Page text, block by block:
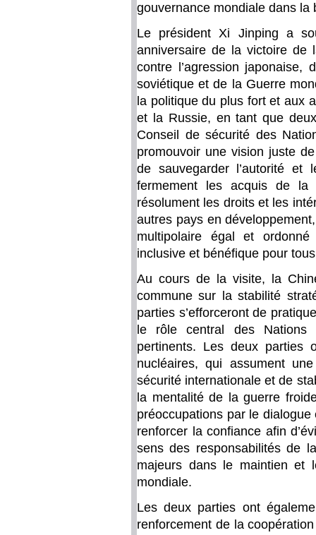
gouvernance mondiale dans la
Le président Xi Jinping a
anniversaire de la victoire de
contre l’agression japonaise,
soviétique et de la Guerre
la politique du plus fort et aux
et la Russie, en tant que
Conseil de sécurité des
promouvoir une vision juste
de sauvegarder l’autorité et
fermement les acquis de la
résolument les droits et les
autres pays en
multipolaire égal et ordonné
inclusive et bénéfique pour
Au cours de la visite, la
commune sur la stabilité
parties s’efforceront de
le rôle central des Nations
pertinents. Les deux parties
nucléaires, qui assument
sécurité internationale et de
la mentalité de la guerre
préoccupations par le
renforcer la confiance afin
sens des responsabilités de
majeurs dans le maintien et
mondiale.
Les deux parties ont
renforcement de la